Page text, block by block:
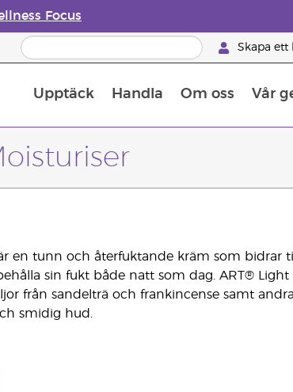
Focus
Skapa ett
Upptäck Handla Om oss Vår
en tunn och återfuktande kräm som bidrar
sin fukt både natt som dag. ART® Light
från sandelträ och frankincense samt
smidig hud.